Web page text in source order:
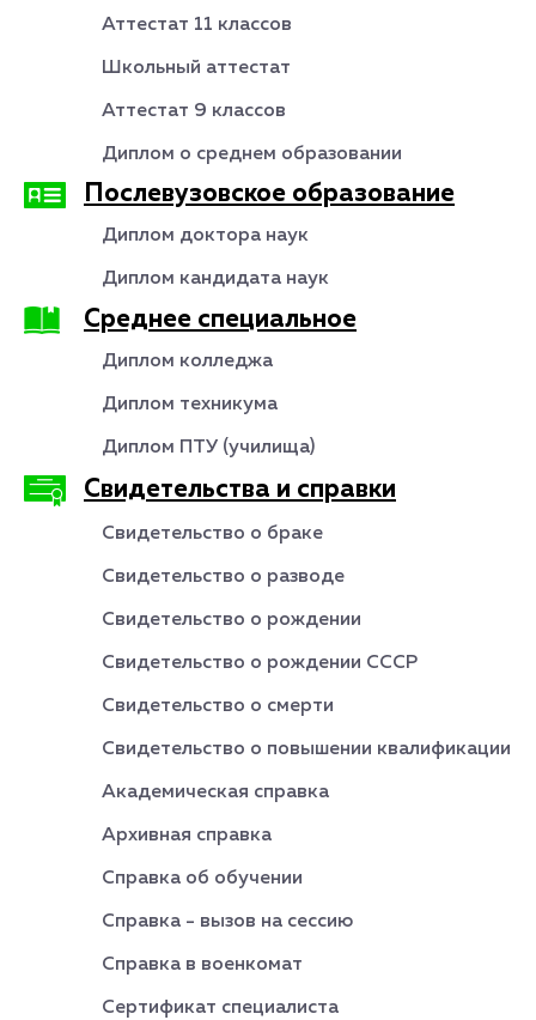
Аттестат 11 классов
Школьный аттестат
Аттестат 9 классов
Диплом о среднем образовании
Послевузовское образование
Диплом доктора наук
Диплом кандидата наук
Среднее специальное
Диплом колледжа
Диплом техникума
Диплом ПТУ (училища)
Свидетельства и справки
Свидетельство о браке
Свидетельство о разводе
Свидетельство о рождении
Свидетельство о рождении СССР
Свидетельство о смерти
Свидетельство о повышении квалификации
Академическая справка
Архивная справка
Справка об обучении
Справка - вызов на сессию
Справка в военкомат
Сертификат специалиста